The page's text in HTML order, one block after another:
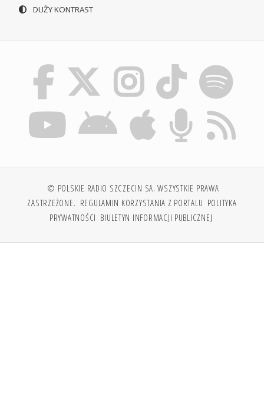
DUŻY KONTRAST
© POLSKIE RADIO SZCZECIN SA. WSZYSTKIE PRAWA
ZASTRZEŻONE. REGULAMIN KORZYSTANIA Z PORTALU POLITYKA
PRYWATNOŚCI BIULETYN INFORMACJI PUBLICZNEJ